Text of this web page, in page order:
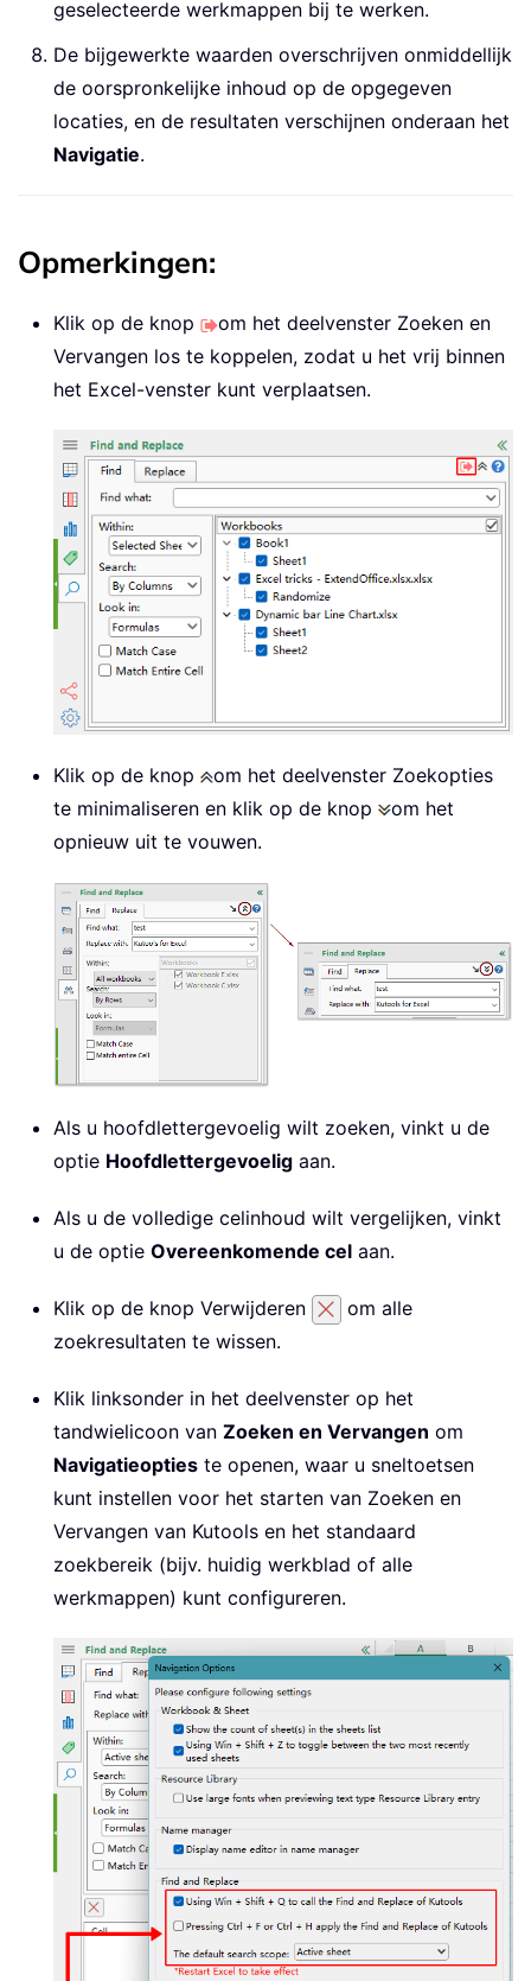
geselecteerde werkmappen bij te werken.
De bijgewerkte waarden overschrijven onmiddellijk
de oorspronkelijke inhoud op de opgegeven
locaties, en de resultaten verschijnen onderaan het
Navigatie.
Opmerkingen:
Klik op de knop
om het deelvenster Zoeken en
Vervangen los te koppelen, zodat u het vrij binnen
het Excel-venster kunt verplaatsen.
Klik op de knop
om het deelvenster Zoekopties
te minimaliseren en klik op de knop
om het
opnieuw uit te vouwen.
Als u hoofdlettergevoelig wilt zoeken, vinkt u de
optie Hoofdlettergevoelig aan.
Als u de volledige celinhoud wilt vergelijken, vinkt
u de optie Overeenkomende cel aan.
Klik op de knop Verwijderen
om alle
zoekresultaten te wissen.
Klik linksonder in het deelvenster op het
tandwielicoon van Zoeken en Vervangen om
Navigatieopties te openen, waar u sneltoetsen
kunt instellen voor het starten van Zoeken en
Vervangen van Kutools en het standaard
zoekbereik (bijv. huidig werkblad of alle
werkmappen) kunt configureren.